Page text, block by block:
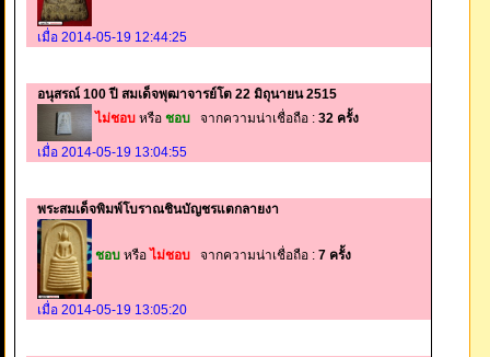
เมื่อ 2014-05-19 12:44:25
อนุสรณ์ 100 ปี สมเด็จพุฒาจารย์โต 22 มิถุนายน 2515
ไม่ชอบ หรือ ชอบ จากความน่าเชื่อถือ : 32 ครั้ง
เมื่อ 2014-05-19 13:04:55
พระสมเด็จพิมพ์โบราณชินบัญชรแตกลายงา
ชอบ หรือไม่ชอบ จากความน่าเชื่อถือ : 7 ครั้ง
เมื่อ 2014-05-19 13:05:20